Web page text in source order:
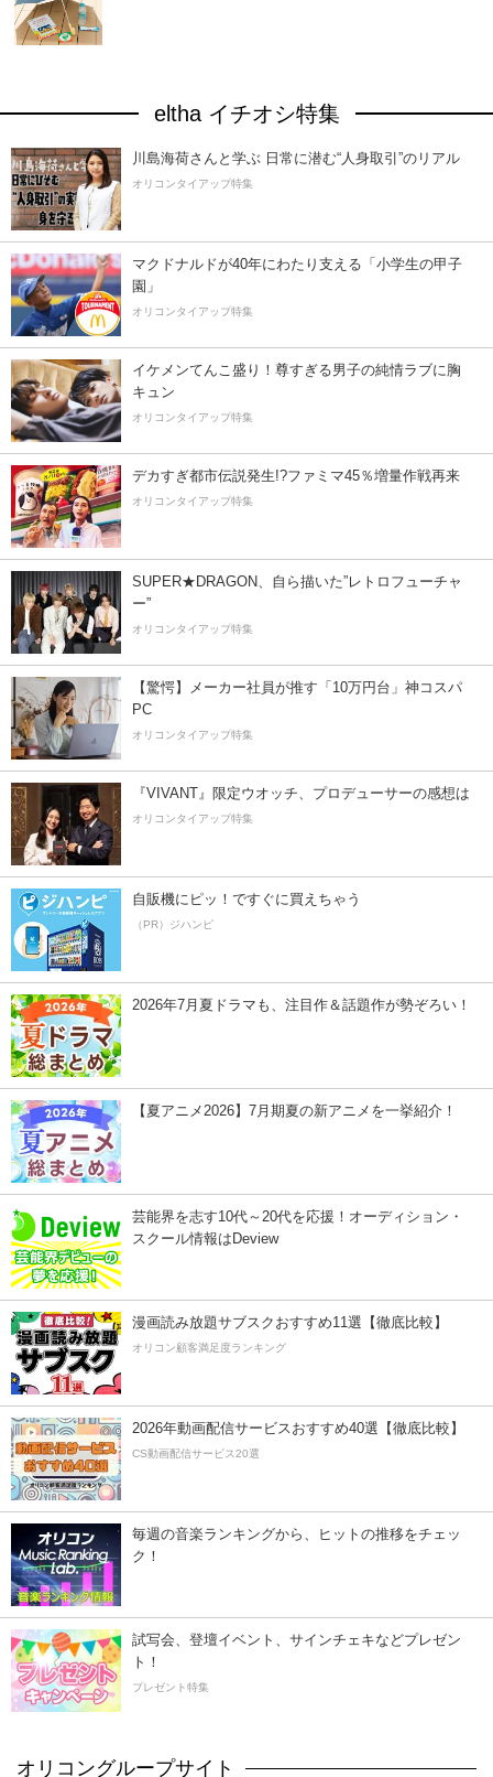
eltha イチオシ特集
川島海荷さんと学ぶ 日常に潜む“人身取引”のリアル
オリコンタイアップ特集
マクドナルドが40年にわたり支える「小学生の甲子
園」
オリコンタイアップ特集
イケメンてんこ盛り！尊すぎる男子の純情ラブに胸
キュン
オリコンタイアップ特集
デカすぎ都市伝説発生!?ファミマ45％増量作戦再来
オリコンタイアップ特集
SUPER★DRAGON、自ら描いた”レトロフューチャ
ー”
オリコンタイアップ特集
【驚愕】メーカー社員が推す「10万円台」神コスパ
PC
オリコンタイアップ特集
『VIVANT』限定ウオッチ、プロデューサーの感想は
オリコンタイアップ特集
自販機にピッ！ですぐに買えちゃう
（PR）ジハンピ
2026年7月夏ドラマも、注目作＆話題作が勢ぞろい！
【夏アニメ2026】7月期夏の新アニメを一挙紹介！
芸能界を志す10代～20代を応援！オーディション・
スクール情報はDeview
漫画読み放題サブスクおすすめ11選【徹底比較】
オリコン顧客満足度ランキング
2026年動画配信サービスおすすめ40選【徹底比較】
CS動画配信サービス20選
毎週の音楽ランキングから、ヒットの推移をチェッ
ク！
試写会、登壇イベント、サインチェキなどプレゼン
ト！
プレゼント特集
オリコングループサイト